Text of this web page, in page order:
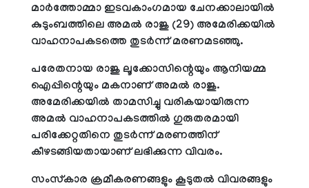
മാര്‍ത്തോമ്മാ ഇടവകാംഗമായ ചേനക്കാലായില്‍
കുടുംബത്തിലെ അമല്‍ രാജു (29) അമേരിക്കയില്‍
വാഹനാപകടത്തെ തുടര്‍ന്ന് മരണമടഞ്ഞു.
പരേതനായ രാജു ലൂക്കോസിന്റെയും ആനിയമ്മ
ഐപ്പിന്റെയും മകനാണ് അമല്‍ രാജു.
അമേരിക്കയില്‍ താമസിച്ചു വരികയായിരുന്ന
അമല്‍ വാഹനാപകടത്തില്‍ ഗുരുതരമായി
പരിക്കേറ്റതിനെ തുടര്‍ന്ന് മരണത്തിന്
കീഴടങ്ങിയതായാണ് ലഭിക്കുന്ന വിവരം.
സംസ്‌കാര ക്രമീകരണങ്ങളും കൂടുതല്‍ വിവരങ്ങളും